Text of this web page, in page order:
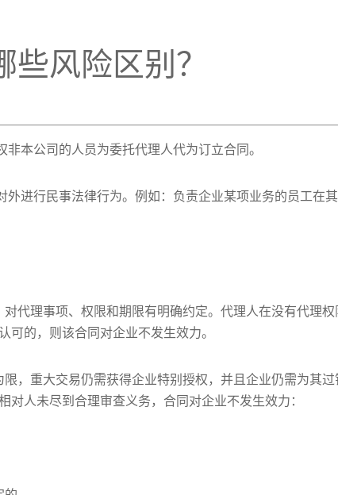
风险区别？
本公司的人员为委托代理人代为订立合同。
进行民事法律行为。例如：负责企业某项业务的员工在
代理事项、权限和期限有明确约定。代理人在没有代理
可的，则该合同对企业不发生效力。
，重大交易仍需获得企业特别授权，并且企业仍需为其
人未尽到合理审查义务，合同对企业不发生效力：